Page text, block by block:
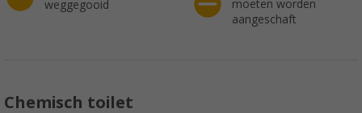
weggegooid
moeten worden
aangeschaft
Chemisch toilet